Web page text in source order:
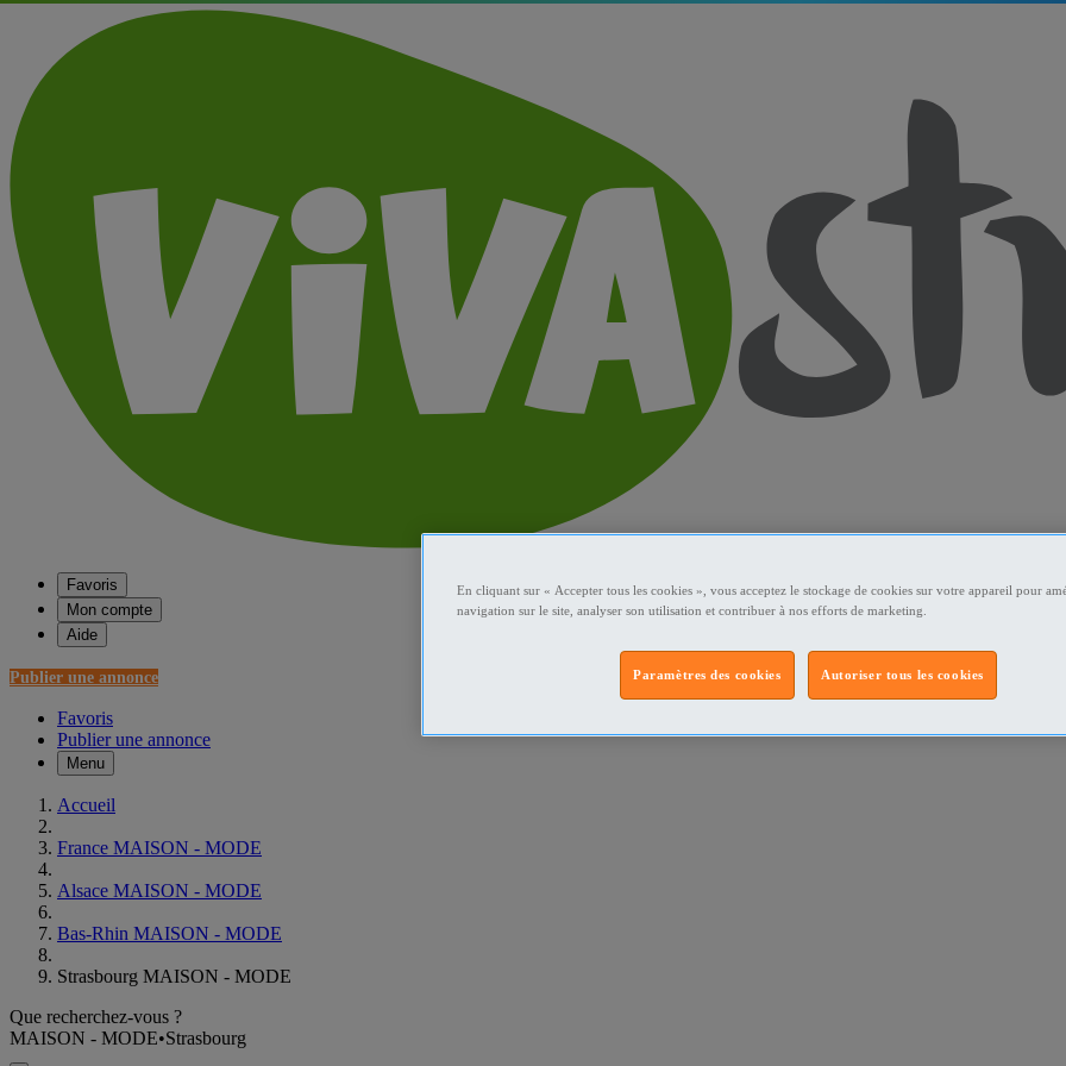
Favoris
Mon compte
Aide
Publier une annonce
Favoris
Publier une annonce
Menu
Accueil
France MAISON - MODE
Alsace MAISON - MODE
Bas-Rhin MAISON - MODE
Strasbourg MAISON - MODE
Que recherchez-vous ?
MAISON - MODE•Strasbourg
En cliquant sur « Accepter tous les cookies », vous acceptez le stockage de cookies sur votre appareil pour
navigation sur le site, analyser son utilisation et contribuer à nos efforts de marketing.
Autoriser tous les cookies
Paramètres des cookies